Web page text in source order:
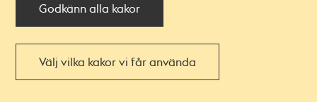
Godkänn alla kakor
Välj vilka kakor vi får använda